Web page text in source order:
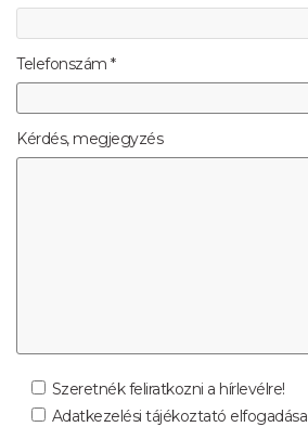
Telefonszám *
Kérdés, megjegyzés
Szeretnék feliratkozni a hírlevélre!
Adatkezelési tájékoztató elfogadása